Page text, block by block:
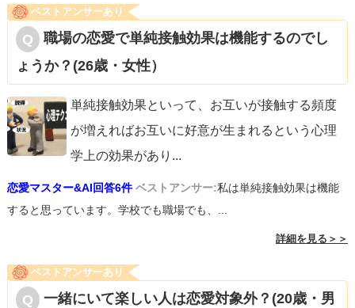
ベストアンサーあり
職場の恋愛で単純接触効果は機能するのでし
ょうか？(26歳・女性）
単純接触効果といって、お互いが接触する頻度
が増えればお互いに好意が生まれるという心理
学上の効果があり ...
恋愛マスター&AI回答6件 ベストアンサー:私は単純接触効果は機能
すると思っています。学校でも職場でも、...
詳細を見る＞＞
ベストアンサーあり
一緒にいて楽しい人は恋愛対象外？(20歳・男